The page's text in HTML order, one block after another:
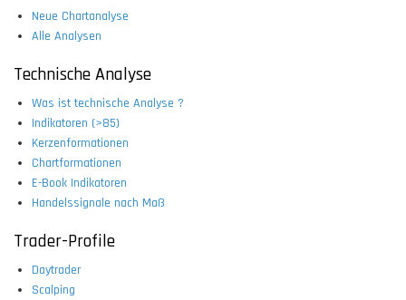
Neue Chartanalyse
Alle Analysen
Technische Analyse
Was ist technische Analyse ?
Indikatoren (>85)
Kerzenformationen
Chartformationen
E-Book Indikatoren
Handelssignale nach Maß
Trader-Profile
Daytrader
Scalping